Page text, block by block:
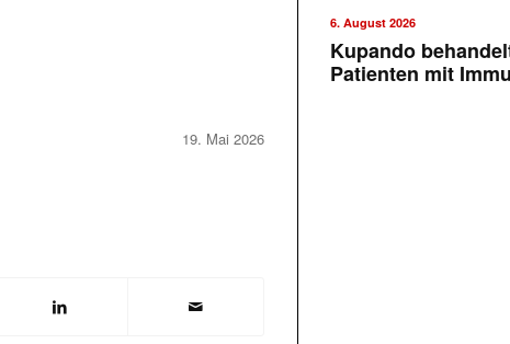
19. Mai 2026
6. August 2026
Kupando
Patienten mit